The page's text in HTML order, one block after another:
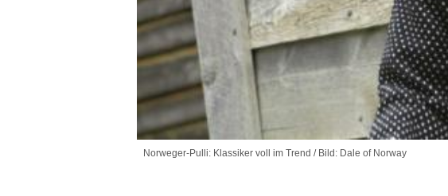
Norweger-Pulli: Klassiker voll im Trend / Bild: Dale of Norway